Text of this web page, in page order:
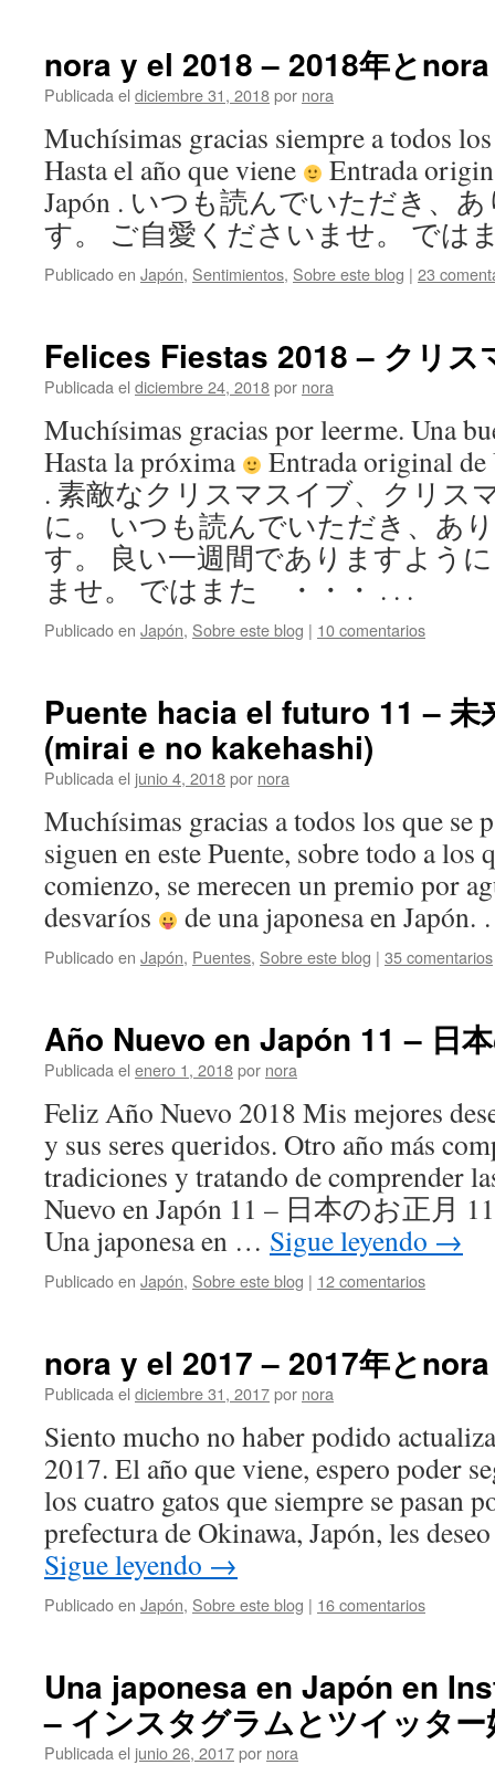
nora y el 2018 – 2018年とnora
Publicada el diciembre 31, 2018por nora
Muchísimas gracias siempre a todos
Hasta el año que viene
Entrada
Japón . いつも読んでいただき、
す。 ご自愛くださいませ。 では
Publicado en Japón, Sentimientos, Sobre este blog | 23
Felices Fiestas 2018 – クリス
Publicada el diciembre 24, 2018por nora
Muchísimas gracias por leerme. Una
Hasta la próxima
Entrada original de
. 素敵なクリスマスイブ、クリス
に。 いつも読んでいただき、あ
す。 良い一週間でありますよう
ませ。 ではまた ・・・ . . .
Publicado en Japón, Sobre este blog | 10 comentarios
Puente hacia el futuro 11 – 未
(mirai e no kakehashi)
Publicada el junio 4, 2018por nora
Muchísimas gracias a todos los que se
siguen en este Puente, sobre todo a los
comienzo, se merecen un premio por
desvaríos
de una japonesa en
Publicado en Japón, Puentes, Sobre este blog | 35 comentarios
Año Nuevo en Japón 11 – 日
Publicada el enero 1, 2018por nora
Feliz Año Nuevo 2018 Mis mejores
y sus seres queridos. Otro año más
tradiciones y tratando de comprender
Nuevo en Japón 11 – 日本のお正月
Una japonesa en … Sigue leyendo →
Publicado en Japón, Sobre este blog | 12 comentarios
nora y el 2017 – 2017年とnora
Publicada el diciembre 31, 2017por nora
Siento mucho no haber podido
2017. El año que viene, espero poder
los cuatro gatos que siempre se pasan
prefectura de Okinawa, Japón, les
Sigue leyendo →
Publicado en Japón, Sobre este blog | 16 comentarios
Una japonesa en Japón en
– インスタグラムとツイッタ
Publicada el junio 26, 2017por nora